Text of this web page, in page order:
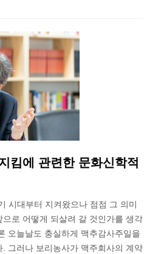
킴에 관련한 문화신학적
시대부터 지켜왔으나 점점 그 의미
로 어떻게 되살려 갈 것인가를 생각
오늘날도 충실하게 맥추감사주일을
그러나 보리농사가 맥주회사의 계약